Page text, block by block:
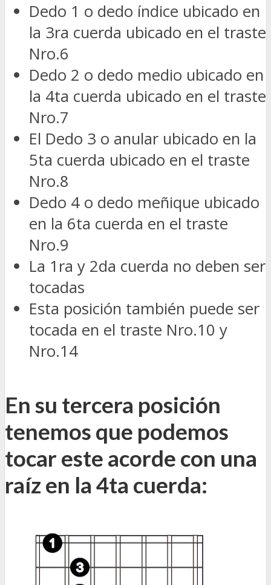
Dedo 1 o dedo índice ubicado en
la 3ra cuerda ubicado en el traste
Nro.6
Dedo 2 o dedo medio ubicado en
la 4ta cuerda ubicado en el traste
Nro.7
El Dedo 3 o anular ubicado en la
5ta cuerda ubicado en el traste
Nro.8
Dedo 4 o dedo meñique ubicado
en la 6ta cuerda en el traste
Nro.9
La 1ra y 2da cuerda no deben ser
tocadas
Esta posición también puede ser
tocada en el traste Nro.10 y
Nro.14
En su tercera posición
tenemos que podemos
tocar este acorde con una
raíz en la 4ta cuerda: